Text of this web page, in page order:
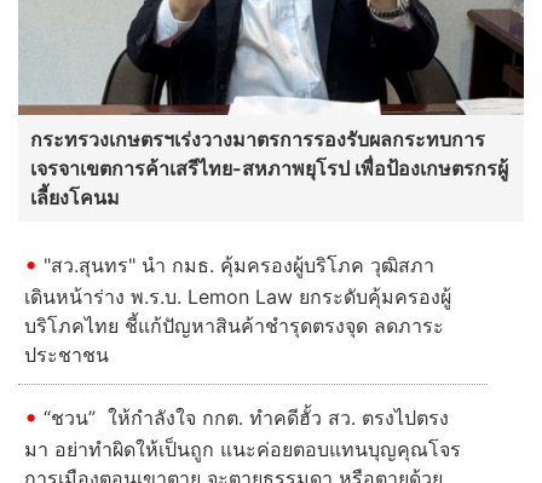
กระทรวงเกษตรฯเร่งวางมาตรการรองรับผลกระทบการ
เจรจาเขตการค้าเสรีไทย-สหภาพยุโรป เพื่อป้องเกษตรกรผู้
เลี้ยงโคนม
"สว.สุนทร" นำ กมธ. คุ้มครองผู้บริโภค วุฒิสภา
เดินหน้าร่าง พ.ร.บ. Lemon Law ยกระดับคุ้มครองผู้
บริโภคไทย ชี้แก้ปัญหาสินค้าชำรุดตรงจุด ลดภาระ
ประชาชน
“ชวน” ให้กำลังใจ กกต. ทำคดีฮั้ว สว. ตรงไปตรง
มา อย่าทำผิดให้เป็นถูก แนะค่อยตอบแทนบุญคุณโจร